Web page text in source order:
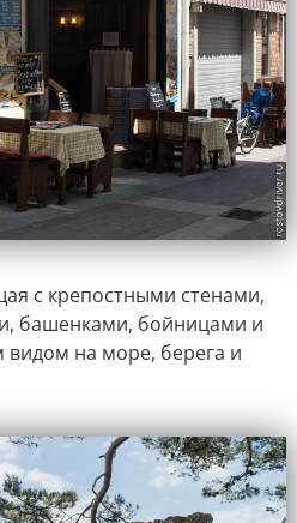
с крепостными стенами,
башенками, бойницами и
на море, берега и